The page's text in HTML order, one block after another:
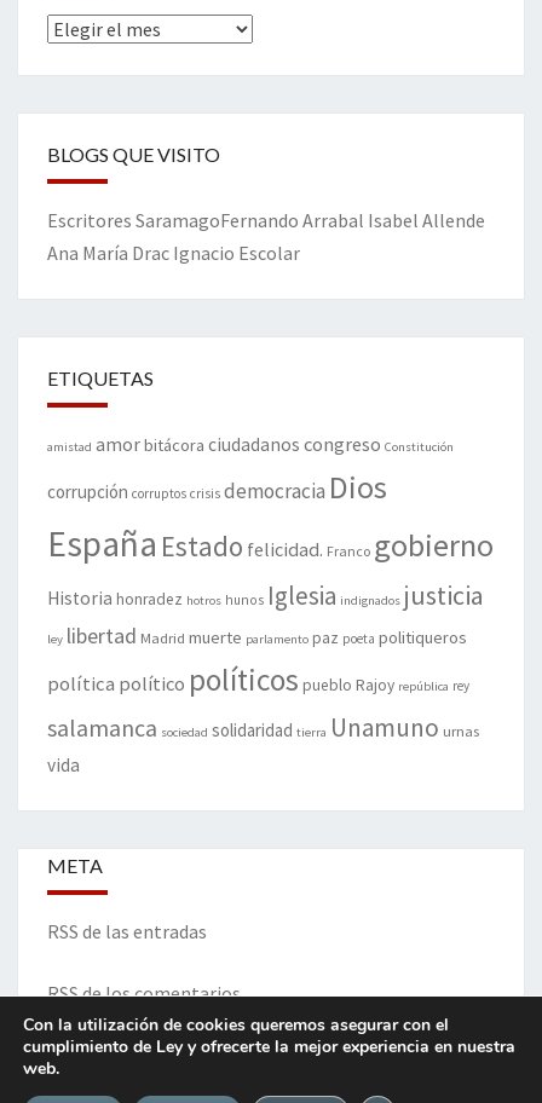
Archivos
BLOGS QUE VISITO
Escritores SaramagoFernando Arrabal Isabel Allende
Ana María Drac Ignacio Escolar
ETIQUETAS
amistad amorbitácora ciudadanos congreso Constitución
corrupción corruptos crisis democracia Dios
España Estado felicidad. Franco gobierno
Historia honradez hotros hunos Iglesia indignados justicia
ley libertad Madrid muerte parlamento paz poeta politiqueros
política político políticos pueblo Rajoy república rey
salamanca sociedad solidaridad tierra Unamuno urnas
vida
META
RSS de las entradas
RSS de los comentarios
Con la utilización de cookies queremos asegurar con el
cumplimiento de Ley y ofrecerte la mejor experiencia en nuestra
web.